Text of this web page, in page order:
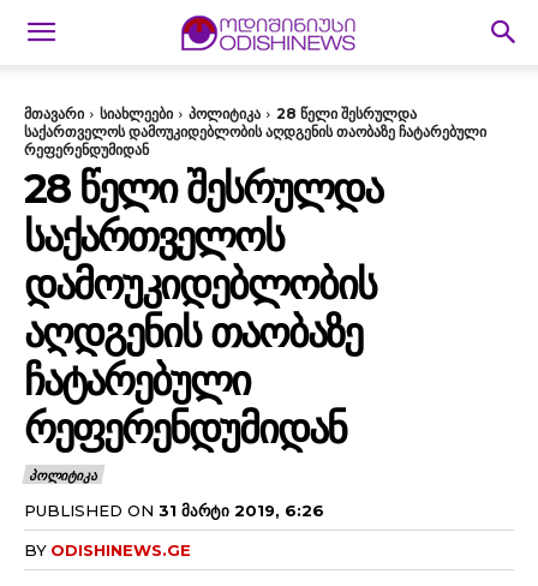
მთავარი სიახლეები პოლიტიკა
28 წელი შესრულდა
საქართველოს დამოუკიდებლობის აღდგენის თაობაზე ჩატარებული
რეფერენდუმიდან
28 ᲬᲔᲚᲘ ᲨᲔᲡᲠᲣᲚᲓᲐ
ᲡᲐᲥᲐᲠᲗᲕᲔᲚᲝᲡ
ᲓᲐᲛᲝᲣᲙᲘᲓᲔᲑᲚᲝᲑᲘᲡ
ᲐᲦᲓᲒᲔᲜᲘᲡ ᲗᲐᲝᲑᲐᲖᲔ
ᲩᲐᲢᲐᲠᲔᲑᲣᲚᲘ
ᲠᲔᲤᲔᲠᲔᲜᲓᲣᲛᲘᲓᲐᲜ
ᲞᲝᲚᲘᲢᲘᲙᲐ
PUBLISHED ON 31 ᲛᲐᲠᲢᲘ 2019, 6:26
BY ODISHINEWS.GE